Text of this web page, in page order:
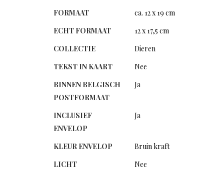
FORMAAT
ca. 12 x 19 cm
ECHT FORMAAT
12 x 17,5 cm
COLLECTIE
Dieren
TEKST IN KAART
Nee
BINNEN BELGISCH
POSTFORMAAT
Ja
INCLUSIEF
ENVELOP
Ja
KLEUR ENVELOP
Bruin kraft
LICHT
Nee